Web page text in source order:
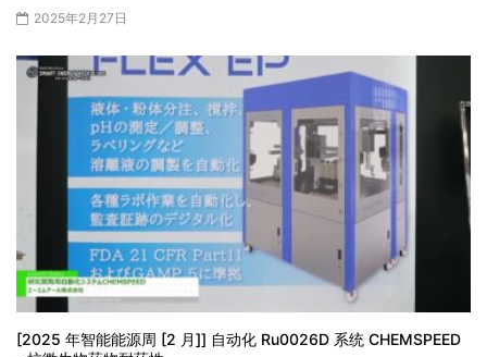
2025年2月27日
[2025 年智能能源周 [2 月]] 自动化 Ru0026D 系统 CHEMSPEED